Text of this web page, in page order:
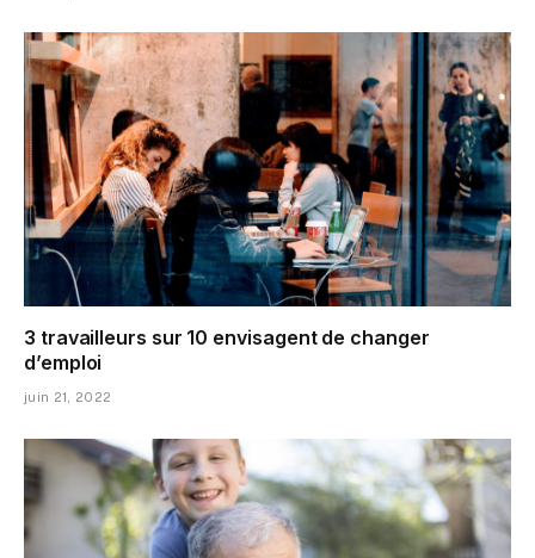
3 travailleurs sur 10 envisagent de changer
d’emploi
juin 21, 2022